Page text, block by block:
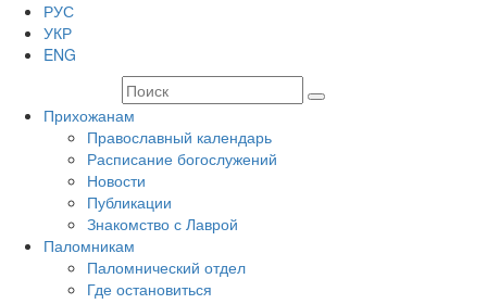
РУС
УКР
ENG
Прихожанам
Православный календарь
Расписание богослужений
Новости
Публикации
Знакомство с Лаврой
Паломникам
Паломнический отдел
Где остановиться